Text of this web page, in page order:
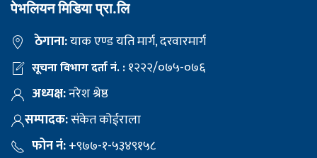
पेभलियन मिडिया प्रा.लि
ठेगाना:याक एण्ड यति मार्ग, दरवारमार्ग
सूचना विभाग दर्ता नं. :१२२२/०७५-०७६
अध्यक्ष:नरेश श्रेष्ठ
सम्पादक:संकेत कोईराला
फोन नं:+९७७-१-५३४९१५८